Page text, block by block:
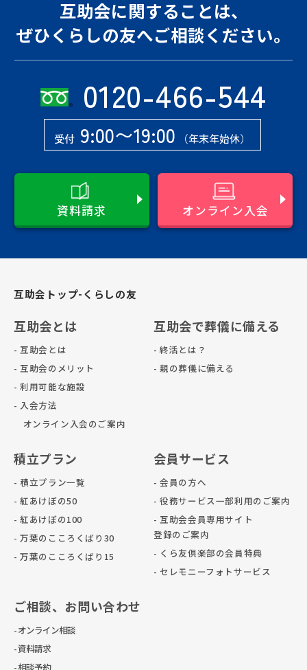
互助会に関することは、
ぜひくらしの友へご相談ください。
0120-466-544
受付 9:00〜19:00 （年末年始休）
資料請求 オンライン入会
互助会トップ-くらしの友
互助会とは
- 互助会とは
- 互助会のメリット
- 利用可能な施設
- 入会方法
オンライン入会のご案内
互助会で葬儀に備える
- 終活とは？
- 親の葬儀に備える
積立プラン
- 積立プラン一覧
- 紅あけぼの50
- 紅あけぼの100
- 万葉のこころくばり30
- 万葉のこころくばり15
会員サービス
- 会員の方へ
- 役務サービス一部利用のご案内
- 互助会会員専用サイト
登録のご案内
- くら友倶楽部の会員特典
- セレモニーフォトサービス
ご相談、お問い合わせ
- オンライン相談
- 資料請求
- 相談予約